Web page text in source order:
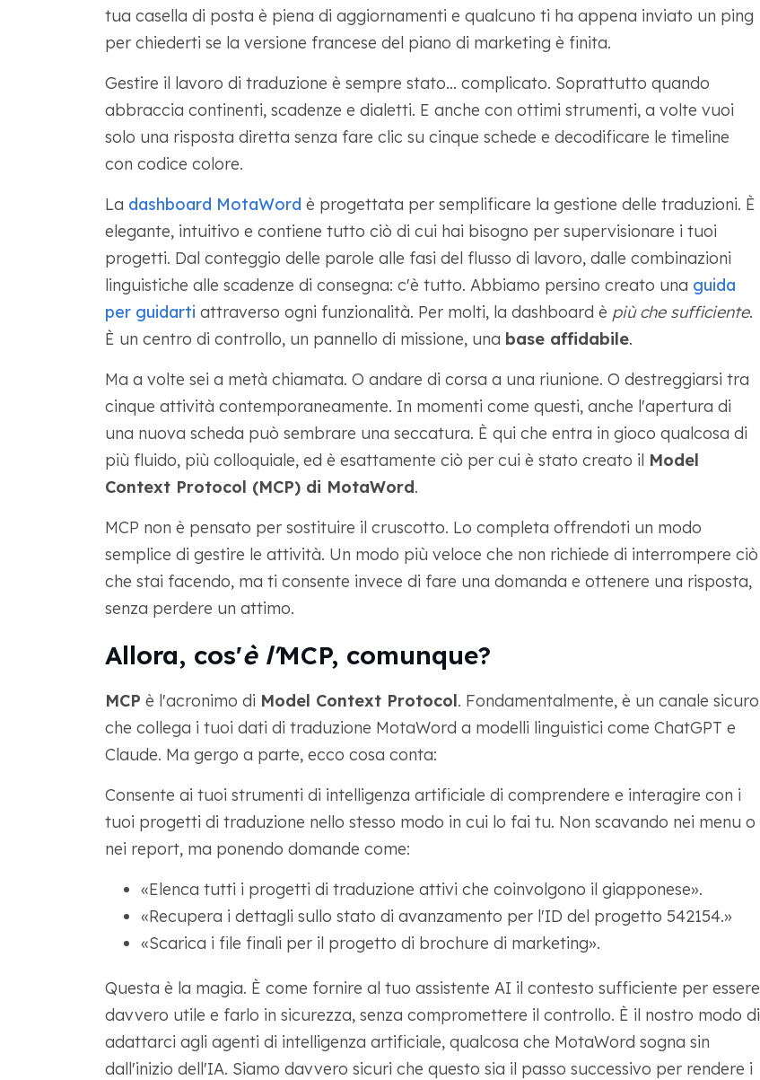
tua casella di posta è piena di aggiornamenti e qualcuno ti ha appena inviato un ping
per chiederti se la versione francese del piano di marketing è finita.
Gestire il lavoro di traduzione è sempre stato... complicato. Soprattutto quando
abbraccia continenti, scadenze e dialetti. E anche con ottimi strumenti, a volte vuoi
solo una risposta diretta senza fare clic su cinque schede e decodificare le timeline
con codice colore.
La dashboard MotaWord è progettata per semplificare la gestione delle traduzioni. È
elegante, intuitivo e contiene tutto ciò di cui hai bisogno per supervisionare i tuoi
progetti. Dal conteggio delle parole alle fasi del flusso di lavoro, dalle combinazioni
linguistiche alle scadenze di consegna: c'è tutto. Abbiamo persino creato una guida
per guidarti attraverso ogni funzionalità. Per molti, la dashboard è più che sufficiente.
È un centro di controllo, un pannello di missione, una base affidabile.
Ma a volte sei a metà chiamata. O andare di corsa a una riunione. O destreggiarsi tra
cinque attività contemporaneamente. In momenti come questi, anche l'apertura di
una nuova scheda può sembrare una seccatura. È qui che entra in gioco qualcosa di
più fluido, più colloquiale, ed è esattamente ciò per cui è stato creato il Model
Context Protocol (MCP) di MotaWord.
MCP non è pensato per sostituire il cruscotto. Lo completa offrendoti un modo
semplice di gestire le attività. Un modo più veloce che non richiede di interrompere ciò
che stai facendo, ma ti consente invece di fare una domanda e ottenere una risposta,
senza perdere un attimo.
Allora, cos'è l'MCP, comunque?
MCP è l'acronimo di Model Context Protocol. Fondamentalmente, è un canale sicuro
che collega i tuoi dati di traduzione MotaWord a modelli linguistici come ChatGPT e
Claude. Ma gergo a parte, ecco cosa conta:
Consente ai tuoi strumenti di intelligenza artificiale di comprendere e interagire con i
tuoi progetti di traduzione nello stesso modo in cui lo fai tu. Non scavando nei menu o
nei report, ma ponendo domande come:
«Elenca tutti i progetti di traduzione attivi che coinvolgono il giapponese».
«Recupera i dettagli sullo stato di avanzamento per l'ID del progetto 542154.»
«Scarica i file finali per il progetto di brochure di marketing».
Questa è la magia. È come fornire al tuo assistente AI il contesto sufficiente per essere
davvero utile e farlo in sicurezza, senza compromettere il controllo. È il nostro modo di
adattarci agli agenti di intelligenza artificiale, qualcosa che MotaWord sogna sin
dall'inizio dell'IA. Siamo davvero sicuri che questo sia il passo successivo per rendere i